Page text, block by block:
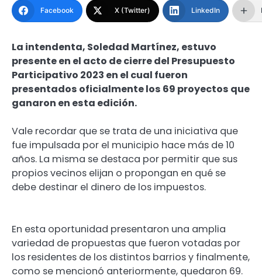
Facebook X (Twitter) LinkedIn
La intendenta, Soledad Martínez, estuvo
presente en el acto de cierre del Presupuesto
Participativo 2023 en el cual fueron
presentados oficialmente los 69 proyectos que
ganaron en esta edición.
Vale recordar que se trata de una iniciativa que
fue impulsada por el municipio hace más de 10
años. La misma se destaca por permitir que sus
propios vecinos elijan o propongan en qué se
debe destinar el dinero de los impuestos.
En esta oportunidad presentaron una amplia
variedad de propuestas que fueron votadas por
los residentes de los distintos barrios y finalmente,
como se mencionó anteriormente, quedaron 69.